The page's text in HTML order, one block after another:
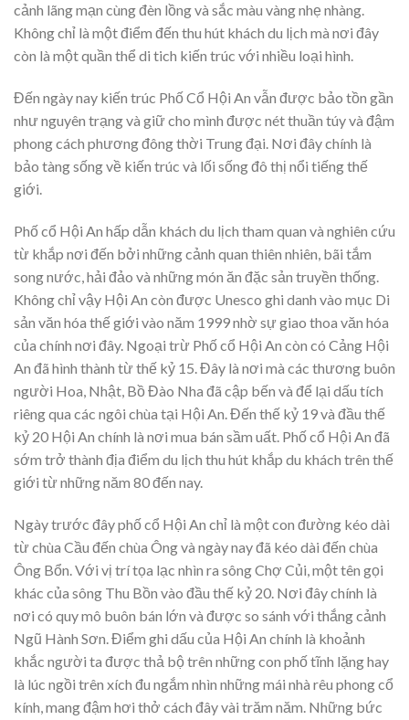
cảnh lãng mạn cùng đèn lồng và sắc màu vàng nhẹ nhàng.
Không chỉ là một điểm đến thu hút khách du lịch mà nơi đây
còn là một quần thể di tich kiến trúc với nhiều loại hình.
Đến ngày nay kiến trúc Phố Cổ Hội An vẫn được bảo tồn gần
như nguyên trạng và giữ cho mình được nét thuần túy và đậm
phong cách phương đông thời Trung đại. Nơi đây chính là
bảo tàng sống về kiến trúc và lối sống đô thị nổi tiếng thế
giới.
Phố cổ Hội An hấp dẫn khách du lịch tham quan và nghiên cứu
từ khắp nơi đến bởi những cảnh quan thiên nhiên, bãi tắm
song nước, hải đảo và những món ăn đặc sản truyền thống.
Không chỉ vậy Hội An còn được Unesco ghi danh vào mục Di
sản văn hóa thế giới vào năm 1999 nhờ sự giao thoa văn hóa
của chính nơi đây. Ngoại trừ Phố cổ Hội An còn có Cảng Hội
An đã hình thành từ thế kỷ 15. Đây là nơi mà các thương buôn
người Hoa, Nhật, Bồ Đào Nha đã cập bến và để lại dấu tích
riêng qua các ngôi chùa tại Hội An. Đến thế kỷ 19 và đầu thế
kỷ 20 Hội An chính là nơi mua bán sầm uất. Phố cổ Hội An đã
sớm trở thành địa điểm du lịch thu hút khắp du khách trên thế
giới từ những năm 80 đến nay.
Ngày trước đây phố cổ Hội An chỉ là một con đường kéo dài
từ chùa Cầu đến chùa Ông và ngày nay đã kéo dài đến chùa
Ông Bổn. Với vị trí tọa lạc nhìn ra sông Chợ Củi, một tên gọi
khác của sông Thu Bồn vào đầu thế kỷ 20. Nơi đây chính là
nơi có quy mô buôn bán lớn và được so sánh với thắng cảnh
Ngũ Hành Sơn. Điểm ghi dấu của Hội An chính là khoảnh
khắc người ta được thả bộ trên những con phố tĩnh lặng hay
là lúc ngồi trên xích đu ngắm nhìn những mái nhà rêu phong cổ
kính, mang đậm hơi thở cách đây vài trăm năm. Những bức